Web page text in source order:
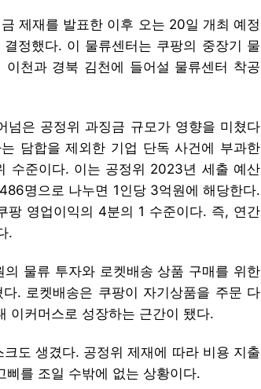
제재를 발표한 이후 오는 20일 개최 예정
정했다. 이 물류센터는 쿠팡의 중장기 물
천과 경북 김천에 들어설 물류센터 착공
넘은 공정위 과징금 규모가 영향을 미쳤다
담합을 제외한 기업 단독 사건에 부과한
수준이다. 이는 공정위 2023년 세출 예산
명으로 나누면 1인당 3억원에 해당한다.
팡 영업이익의 4분의 1 수준이다. 즉, 연간
.
물류 투자와 로켓배송 상품 구매를 위한
. 로켓배송은 쿠팡이 자기상품을 주문 다
이커머스로 성장하는 근간이 됐다.
도 생겼다. 공정위 제재에 따라 비용 지출
를 조일 수밖에 없는 상황이다.